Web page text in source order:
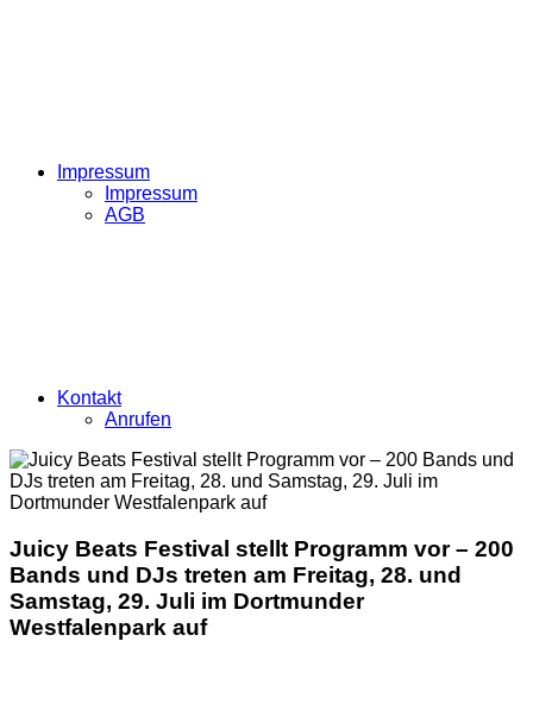
Impressum
Impressum
AGB
Kontakt
Anrufen
Juicy Beats Festival stellt Programm vor – 200
Bands und DJs treten am Freitag, 28. und
Samstag, 29. Juli im Dortmunder
Westfalenpark auf